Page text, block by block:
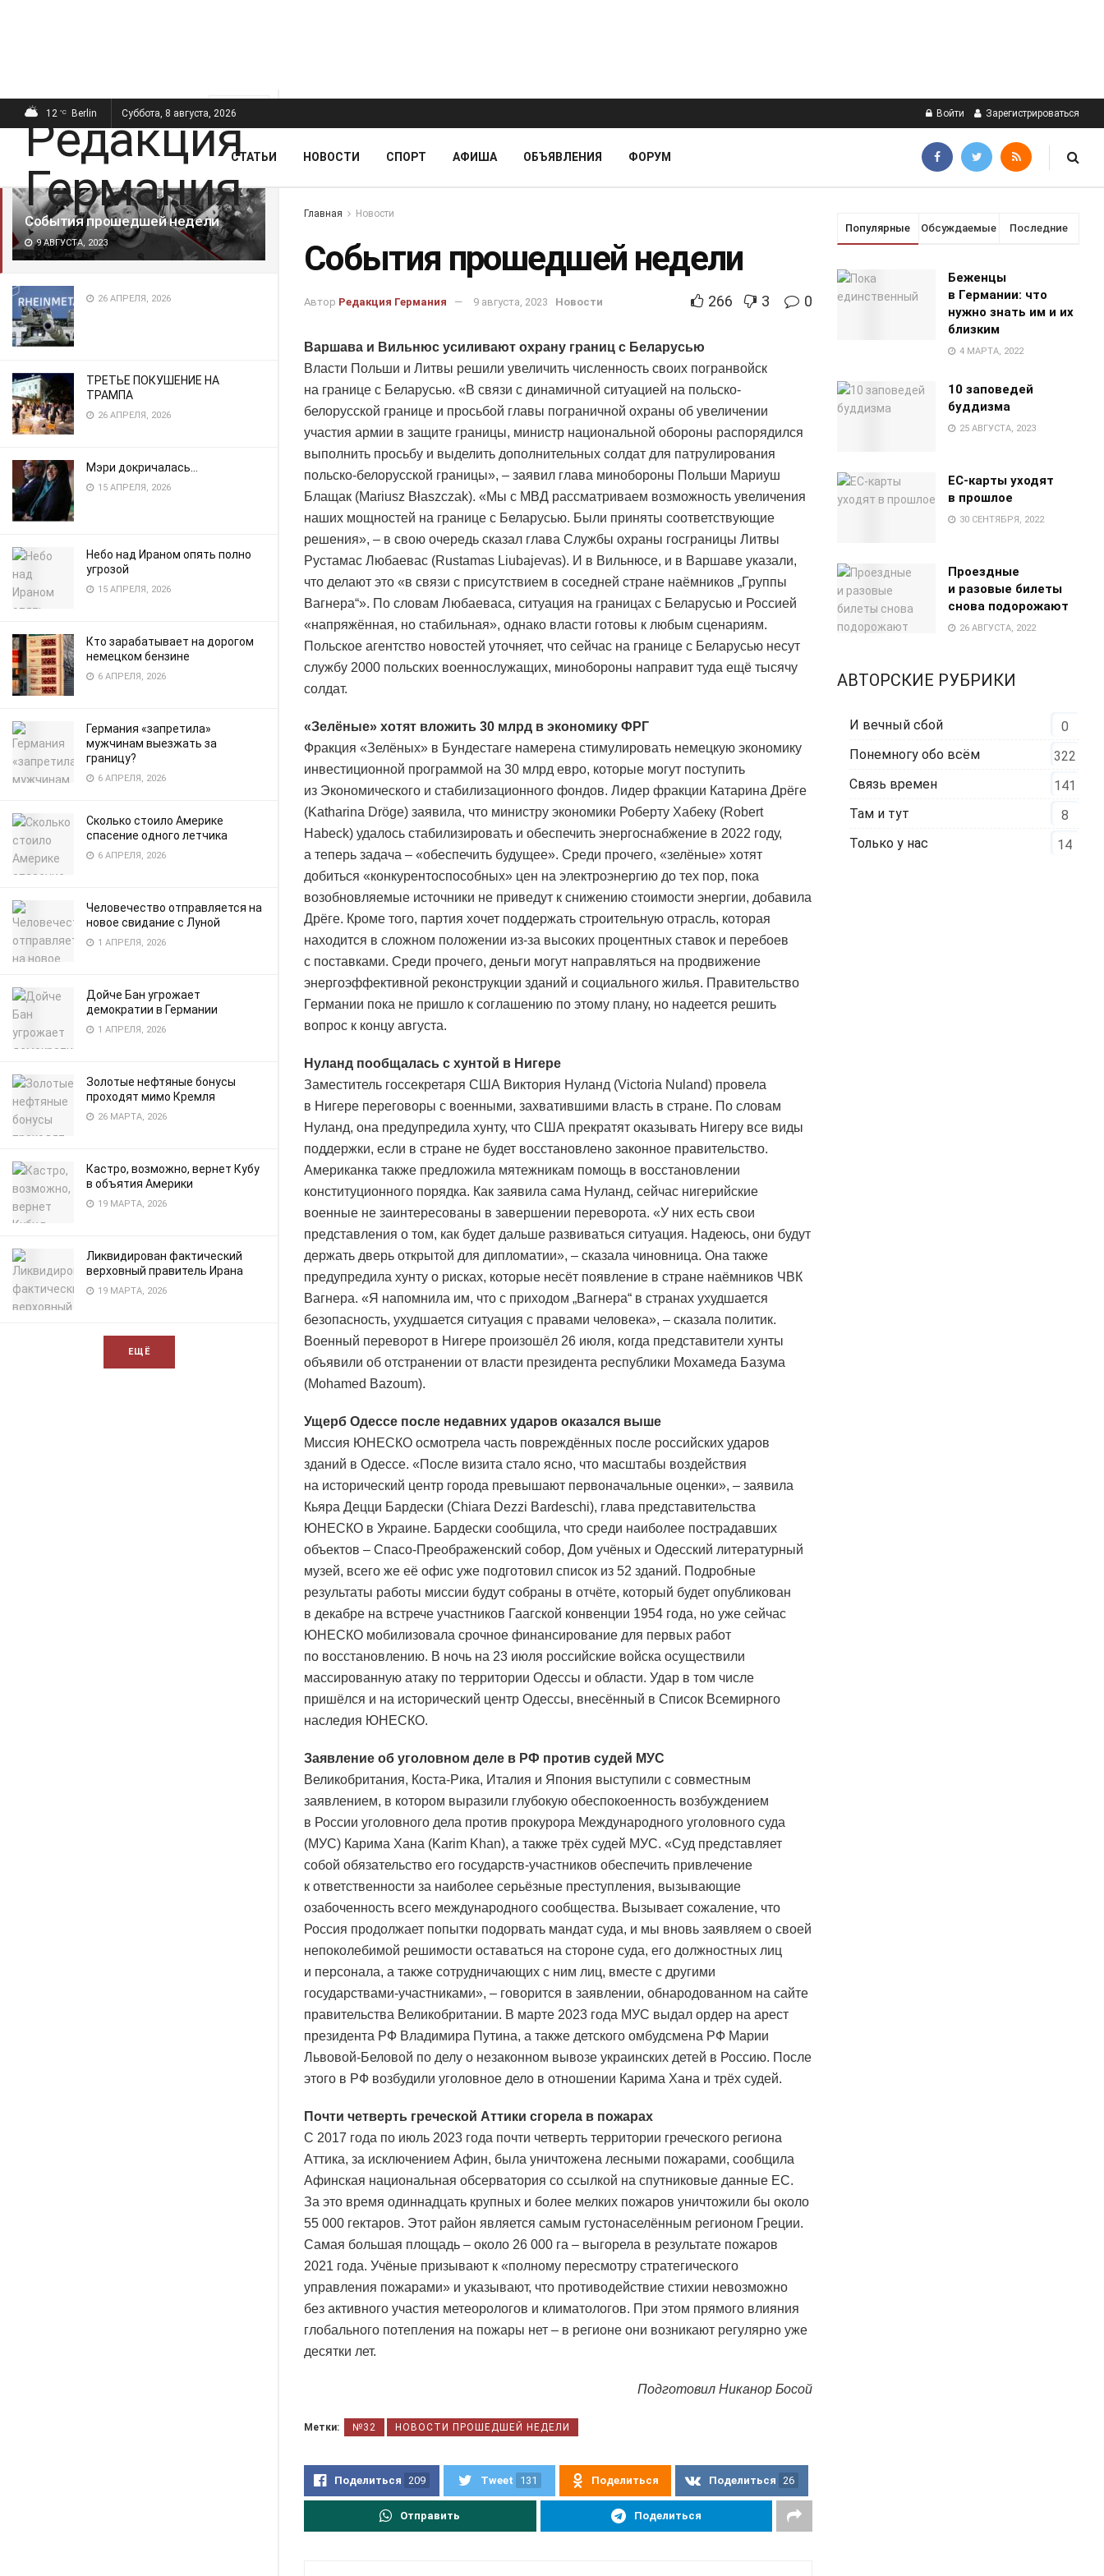
ПОСЛЕДНИЕ
События прошедшей недели
9 АВГУСТА, 2023
26 АПРЕЛЯ, 2026
ТРЕТЬЕ ПОКУШЕНИЕ НА
ТРАМПА
26 АПРЕЛЯ, 2026
Мэри докричалась…
15 АПРЕЛЯ, 2026
Небо над Ираном опять полно
угрозой
15 АПРЕЛЯ, 2026
Кто зарабатывает на дорогом
немецком бензине
6 АПРЕЛЯ, 2026
Германия «запретила»
мужчинам выезжать за
границу?
6 АПРЕЛЯ, 2026
Сколько стоило Америке
спасение одного летчика
6 АПРЕЛЯ, 2026
Человечество отправляется на
новое свидание с Луной
1 АПРЕЛЯ, 2026
Дойче Бан угрожает
демократии в Германии
1 АПРЕЛЯ, 2026
Золотые нефтяные бонусы
проходят мимо Кремля
26 МАРТА, 2026
Кастро, возможно, вернет Кубу
в объятия Америки
19 МАРТА, 2026
Ликвидирован фактический
верховный правитель Ирана
19 МАРТА, 2026
ЕЩЁ
12 °C Berlin Суббота, 8 августа, 2026 Войти Зарегистрироваться
СТАТЬИ НОВОСТИ СПОРТ АФИША ОБЪЯВЛЕНИЯ ФОРУМ
Главная Новости
События прошедшей недели
Автор Редакция Германия 9 августа, 2023 Новости 266 3 0
Варшава и Вильнюс усиливают охрану границ с Беларусью
Власти Польши и Литвы решили увеличить численность своих погранвойск
на границе с Беларусью. «В связи с динамичной ситуацией на польско-
белорусской границе и просьбой главы пограничной охраны об увеличении
участия армии в защите границы, министр национальной обороны распорядился
выполнить просьбу и выделить дополнительных солдат для патрулирования
польско-белорусской границы», – заявил глава минобороны Польши Мариуш
Блащак (Mariusz Błaszczak). «Мы с МВД рассматриваем возможность увеличения
наших мощностей на границе с Беларусью. Были приняты соответствующие
решения», – в свою очередь сказал глава Службы охраны госграницы Литвы
Рустамас Любаевас (Rustamas Liubajevas). И в Вильнюсе, и в Варшаве указали,
что делают это «в связи с присутствием в соседней стране наёмников „Группы
Вагнера“». По словам Любаеваса, ситуация на границах с Беларусью и Россией
«напряжённая, но стабильная», однако власти готовы к любым сценариям.
Польское агентство новостей уточняет, что сейчас на границе с Беларусью несут
службу 2000 польских военнослужащих, минобороны направит туда ещё тысячу
солдат.
«Зелёные» хотят вложить 30 млрд в экономику ФРГ
Фракция «Зелёных» в Бундестаге намерена стимулировать немецкую экономику
инвестиционной программой на 30 млрд евро, которые могут поступить
из Экономического и стабилизационного фондов. Лидер фракции Катарина Дрёге
(Katharina Dröge) заявила, что министру экономики Роберту Хабеку (Robert
Habeck) удалось стабилизировать и обеспечить энергоснабжение в 2022 году,
а теперь задача – «обеспечить будущее». Среди прочего, «зелёные» хотят
добиться «конкурентоспособных» цен на электроэнергию до тех пор, пока
возобновляемые источники не приведут к снижению стоимости энергии, добавила
Дрёге. Кроме того, партия хочет поддержать строительную отрасль, которая
находится в сложном положении из-за высоких процентных ставок и перебоев
с поставками. Среди прочего, деньги могут направляться на продвижение
энергоэффективной реконструкции зданий и социального жилья. Правительство
Германии пока не пришло к соглашению по этому плану, но надеется решить
вопрос к концу августа.
Нуланд пообщалась с хунтой в Нигере
Заместитель госсекретаря США Виктория Нуланд (Victoria Nuland) провела
в Нигере переговоры с военными, захватившими власть в стране. По словам
Нуланд, она предупредила хунту, что США прекратят оказывать Нигеру все виды
поддержки, если в стране не будет восстановлено законное правительство.
Американка также предложила мятежникам помощь в восстановлении
конституционного порядка. Как заявила сама Нуланд, сейчас нигерийские
военные не заинтересованы в завершении переворота. «У них есть свои
представления о том, как будет дальше развиваться ситуация. Надеюсь, они будут
держать дверь открытой для дипломатии», – сказала чиновница. Она также
предупредила хунту о рисках, которые несёт появление в стране наёмников ЧВК
Вагнера. «Я напомнила им, что с приходом „Вагнера“ в странах ухудшается
безопасность, ухудшается ситуация с правами человека», – сказала политик.
Военный переворот в Нигере произошёл 26 июля, когда представители хунты
объявили об отстранении от власти президента республики Мохамеда Базума
(Mohamed Bazoum).
Ущерб Одессе после недавних ударов оказался выше
Миссия ЮНЕСКО осмотрела часть повреждённых после российских ударов
зданий в Одессе. «После визита стало ясно, что масштабы воздействия
на исторический центр города превышают первоначальные оценки», – заявила
Кьяра Децци Бардески (Chiara Dezzi Bardeschi), глава представительства
ЮНЕСКО в Украине. Бардески сообщила, что среди наиболее пострадавших
объектов – Спасо-Преображенский собор, Дом учёных и Одесский литературный
музей, всего же её офис уже подготовил список из 52 зданий. Подробные
результаты работы миссии будут собраны в отчёте, который будет опубликован
в декабре на встрече участников Гаагской конвенции 1954 года, но уже сейчас
ЮНЕСКО мобилизовала срочное финансирование для первых работ
по восстановлению. В ночь на 23 июля российские войска осуществили
массированную атаку по территории Одессы и области. Удар в том числе
пришёлся и на исторический центр Одессы, внесённый в Список Всемирного
наследия ЮНЕСКО.
Заявление об уголовном деле в РФ против судей МУС
Великобритания, Коста-Рика, Италия и Япония выступили с совместным
заявлением, в котором выразили глубокую обеспокоенность возбуждением
в России уголовного дела против прокурора Международного уголовного суда
(МУС) Карима Хана (Karim Khan), а также трёх судей МУС. «Суд представляет
собой обязательство его государств-участников обеспечить привлечение
к ответственности за наиболее серьёзные преступления, вызывающие
озабоченность всего международного сообщества. Вызывает сожаление, что
Россия продолжает попытки подорвать мандат суда, и мы вновь заявляем о своей
непоколебимой решимости оставаться на стороне суда, его должностных лиц
и персонала, а также сотрудничающих с ним лиц, вместе с другими
государствами-участниками», – говорится в заявлении, обнародованном на сайте
правительства Великобритании. В марте 2023 года МУС выдал ордер на арест
президента РФ Владимира Путина, а также детского омбудсмена РФ Марии
Львовой-Беловой по делу о незаконном вывозе украинских детей в Россию. После
этого в РФ возбудили уголовное дело в отношении Карима Хана и трёх судей.
Почти четверть греческой Аттики сгорела в пожарах
С 2017 года по июль 2023 года почти четверть территории греческого региона
Аттика, за исключением Афин, была уничтожена лесными пожарами, сообщила
Афинская национальная обсерватория со ссылкой на спутниковые данные ЕС.
За это время одиннадцать крупных и более мелких пожаров уничтожили бы около
55 000 гектаров. Этот район является самым густонаселённым регионом Греции.
Самая большая площадь – около 26 000 га – выгорела в результате пожаров
2021 года. Учёные призывают к «полному пересмотру стратегического
управления пожарами» и указывают, что противодействие стихии невозможно
без активного участия метеорологов и климатологов. При этом прямого влияния
глобального потепления на пожары нет – в регионе они возникают регулярно уже
десятки лет.
Подготовил Никанор Босой
Метки: №32 НОВОСТИ ПРОШЕДШЕЙ НЕДЕЛИ
Поделиться 209 Tweet 131 Поделиться Поделиться 26
Отправить Поделиться
Популярные Обсуждаемые Последние
Беженцы
в Германии: что
нужно знать им и их
близким
4 МАРТА, 2022
10 заповедей
буддизма
25 АВГУСТА, 2023
EC-карты уходят
в прошлое
30 СЕНТЯБРЯ, 2022
Проездные
и разовые билеты
снова подорожают
26 АВГУСТА, 2022
АВТОРСКИЕ РУБРИКИ
И вечный сбой
0
Понемногу обо всём
322
Связь времен
141
Там и тут
8
Только у нас
14